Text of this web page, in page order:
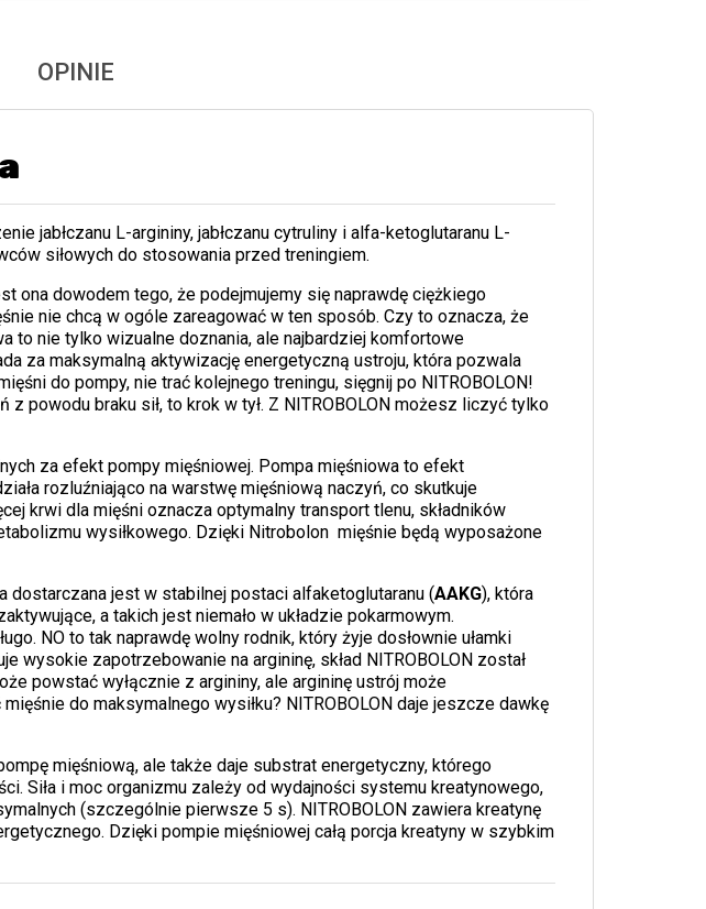
OPINIE
jabłczanu L-argininy, jabłczanu cytruliny i alfa-ketoglutaranu L-
siłowych do stosowania przed treningiem.
ona dowodem tego, że podejmujemy się naprawdę ciężkiego
nie chcą w ogóle zareagować w ten sposób. Czy to oznacza, że
to nie tylko wizualne doznania, ale najbardziej komfortowe
za maksymalną aktywizację energetyczną ustroju, która pozwala
do pompy, nie trać kolejnego treningu, sięgnij po NITROBOLON!
powodu braku sił, to krok w tył. Z NITROBOLON możesz liczyć tylko
za efekt pompy mięśniowej. Pompa mięśniowa to efekt
rozluźniająco na warstwę mięśniową naczyń, co skutkuje
krwi dla mięśni oznacza optymalny transport tlenu, składników
wysiłkowego. Dzięki Nitrobolon mięśnie będą wyposażone
dostarczana jest w stabilnej postaci alfaketoglutaranu (AAKG), która
a takich jest niemało w układzie pokarmowym.
NO to tak naprawdę wolny rodnik, który żyje dosłownie ułamki
zapotrzebowanie na argininę, skład NITROBOLON został
powstać wyłącznie z argininy, ale argininę ustrój może
do maksymalnego wysiłku? NITROBOLON daje jeszcze dawkę
mięśniową, ale także daje substrat energetyczny, którego
Siła i moc organizmu zależy od wydajności systemu kreatynowego,
(szczególnie pierwsze 5 s). NITROBOLON zawiera kreatynę
Dzięki pompie mięśniowej całą porcja kreatyny w szybkim